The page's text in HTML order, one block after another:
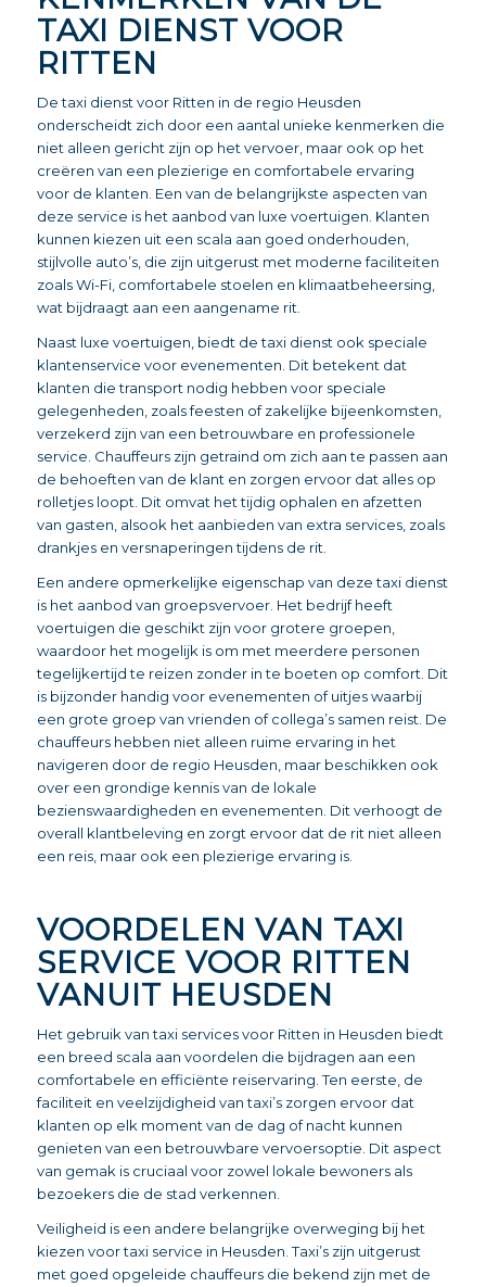
TAXI DIENST VOOR
RITTEN
De taxi dienst voor Ritten in de regio Heusden
onderscheidt zich door een aantal unieke kenmerken die
niet alleen gericht zijn op het vervoer, maar ook op het
creëren van een plezierige en comfortabele ervaring
voor de klanten. Een van de belangrijkste aspecten van
deze service is het aanbod van luxe voertuigen. Klanten
kunnen kiezen uit een scala aan goed onderhouden,
stijlvolle auto’s, die zijn uitgerust met moderne faciliteiten
zoals Wi-Fi, comfortabele stoelen en klimaatbeheersing,
wat bijdraagt aan een aangename rit.
Naast luxe voertuigen, biedt de taxi dienst ook speciale
klantenservice voor evenementen. Dit betekent dat
klanten die transport nodig hebben voor speciale
gelegenheden, zoals feesten of zakelijke bijeenkomsten,
verzekerd zijn van een betrouwbare en professionele
service. Chauffeurs zijn getraind om zich aan te passen aan
de behoeften van de klant en zorgen ervoor dat alles op
rolletjes loopt. Dit omvat het tijdig ophalen en afzetten
van gasten, alsook het aanbieden van extra services, zoals
drankjes en versnaperingen tijdens de rit.
Een andere opmerkelijke eigenschap van deze taxi dienst
is het aanbod van groepsvervoer. Het bedrijf heeft
voertuigen die geschikt zijn voor grotere groepen,
waardoor het mogelijk is om met meerdere personen
tegelijkertijd te reizen zonder in te boeten op comfort. Dit
is bijzonder handig voor evenementen of uitjes waarbij
een grote groep van vrienden of collega’s samen reist. De
chauffeurs hebben niet alleen ruime ervaring in het
navigeren door de regio Heusden, maar beschikken ook
over een grondige kennis van de lokale
bezienswaardigheden en evenementen. Dit verhoogt de
overall klantbeleving en zorgt ervoor dat de rit niet alleen
een reis, maar ook een plezierige ervaring is.
VOORDELEN VAN TAXI
SERVICE VOOR RITTEN
VANUIT HEUSDEN
Het gebruik van taxi services voor Ritten in Heusden biedt
een breed scala aan voordelen die bijdragen aan een
comfortabele en efficiënte reiservaring. Ten eerste, de
faciliteit en veelzijdigheid van taxi’s zorgen ervoor dat
klanten op elk moment van de dag of nacht kunnen
genieten van een betrouwbare vervoersoptie. Dit aspect
van gemak is cruciaal voor zowel lokale bewoners als
bezoekers die de stad verkennen.
Veiligheid is een andere belangrijke overweging bij het
kiezen voor taxi service in Heusden. Taxi’s zijn uitgerust
met goed opgeleide chauffeurs die bekend zijn met de